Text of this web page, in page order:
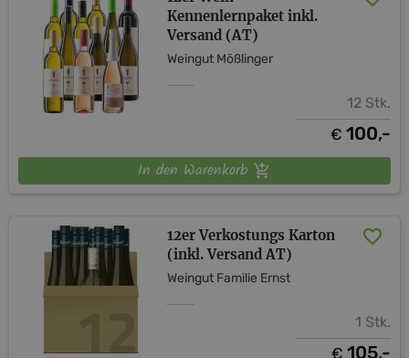
Kennenlernpaket inkl.
Versand (AT)
Weingut Mößlinger
12 Stk.
€ 100,-
In den Warenkorb
12er Verkostungs Karton
(inkl. Versand AT)
Weingut Familie Ernst
1 Stk.
€ 105,-